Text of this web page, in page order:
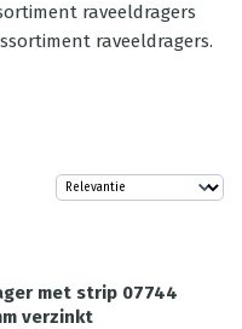
raveeldragers
raveeldragers.
met strip 07744
verzinkt